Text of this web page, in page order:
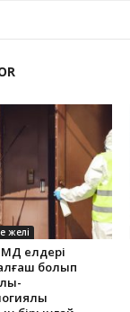
желі
елдері
болып